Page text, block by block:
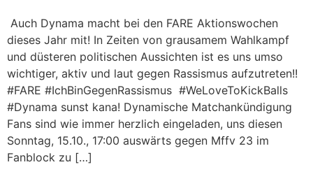
Auch Dynama macht bei den FARE Aktionswochen
dieses Jahr mit! In Zeiten von grausamem Wahlkampf
und düsteren politischen Aussichten ist es uns umso
wichtiger, aktiv und laut gegen Rassismus aufzutreten!!
#FARE #IchBinGegenRassismus #WeLoveToKickBalls
#Dynama sunst kana! Dynamische Matchankündigung
Fans sind wie immer herzlich eingeladen, uns diesen
Sonntag, 15.10., 17:00 auswärts gegen Mffv 23 im
Fanblock zu […]